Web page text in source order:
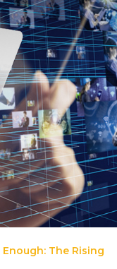
Enough: The Rising